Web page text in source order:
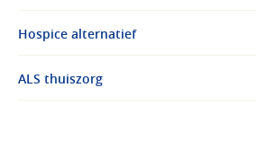
Hospice alternatief
ALS thuiszorg